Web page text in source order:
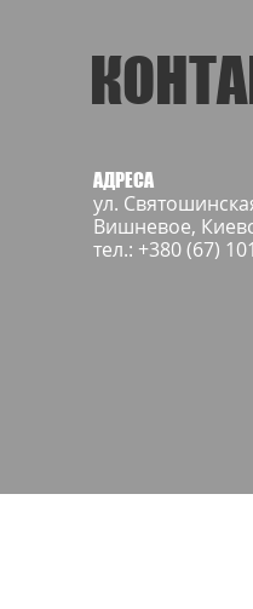
АДРЕСА
ул.
Вишневое,
тел.: +380 (67)